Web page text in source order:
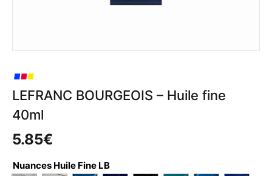
LEFRANC BOURGEOIS – Huile fine
40ml
5.85€
Nuances Huile Fine LB